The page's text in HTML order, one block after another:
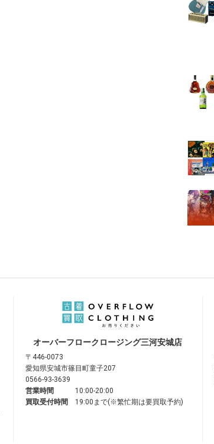
オーバーフロークロージング三河安城店
〒446-0073
愛知県安城市篠目町童子207
0566-93-3639
営業時間
10:00-20:00
買取受付時間
19:00まで(※繁忙期は要買取予約)